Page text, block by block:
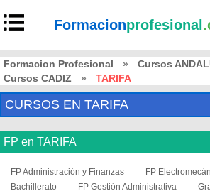
Formacionprofesional
Formacion Profesional » Cursos
Cursos CADIZ
» TARIFA
CURSOS EN TARIFA
FP en TARIFA
FP Administración y Finanzas
FP
Bachillerato
FP Gestión Administrativa